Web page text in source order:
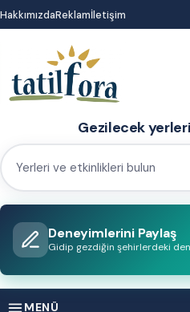
İçeriğe
atla
HakkımızdaReklamİletişim
Gezilecek
Yerleri
etkinlikleri
bulun Deneyimlerini Paylaş
Gidip gezdiğin şehirlerdeki
MENÜ